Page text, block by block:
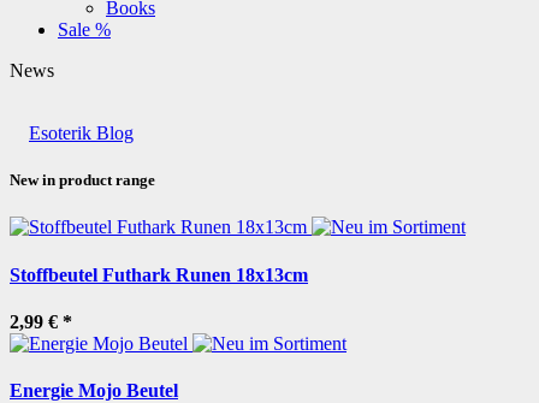
Books
Sale %
News
Esoterik Blog
New in product range
Stoffbeutel Futhark Runen 18x13cm
2,99 € *
Energie Mojo Beutel